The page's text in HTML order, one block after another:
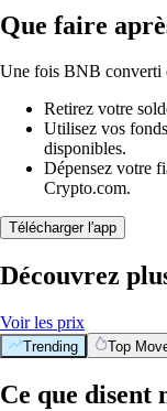
Que faire
Une fois BNB converti
Retirez votre
Utilisez vos
disponibles.
Dépensez votre
Crypto.com.
Télécharger l'app
Découvrez
Voir les prix
Trending Top
Ce que disent